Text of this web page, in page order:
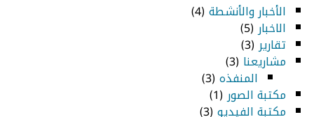
الأخبار والأنشطة (4)
الاخبار(5)
تقارير(3)
مشاريعنا (3)
المنفذه (3)
مكتبة الصور(1)
مكتبة الفيديو (3)